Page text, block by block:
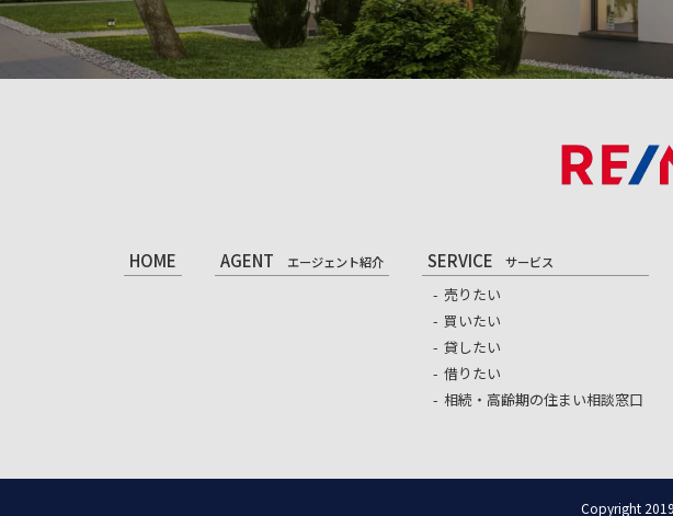
HOME AGENT エージェント紹介 SERVICE サービス
売りたい
買いたい
貸したい
借りたい
相続・高齢期の住まい相談窓口
Copyright